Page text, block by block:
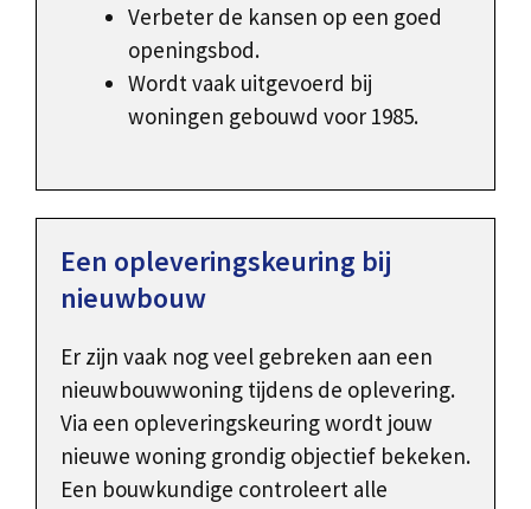
Verbeter de kansen op een goed
openingsbod.
Wordt vaak uitgevoerd bij
woningen gebouwd voor 1985.
Een opleveringskeuring bij
nieuwbouw
Er zijn vaak nog veel gebreken aan een
nieuwbouwwoning tijdens de oplevering.
Via een opleveringskeuring wordt jouw
nieuwe woning grondig objectief bekeken.
Een bouwkundige controleert alle